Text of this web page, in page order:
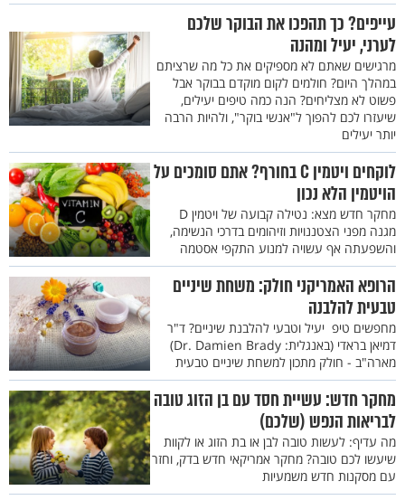
עייפים? כך תהפכו את הבוקר שלכם
לערני, יעיל ומהנה
מרגישים שאתם לא מספיקים את כל מה שרציתם
במהלך היום? חולמים לקום מוקדם בבוקר אבל
פשוט לא מצליחים? הנה כמה טיפים יעילים,
שיעזרו לכם להפוך ל"אנשי בוקר", ולהיות הרבה
יותר יעילים
לוקחים ויטמין C בחורף? אתם סומכים על
הויטמין הלא נכון
מחקר חדש מצא: נטילה קבועה של ויטמין D
מגנה מפני הצטננויות וזיהומים בדרכי הנשימה,
והשפעתה אף עשויה למנוע התקפי אסטמה
הרופא האמריקני חולק: משחת שיניים
טבעית להלבנה
מחפשים טיפ יעיל וטבעי להלבנת שיניים? ד"ר
דמיאן בראדי (באנגלית: Dr. Damien Brady)
מארה"ב - חולק מתכון למשחת שיניים טבעית
מחקר חדש: עשיית חסד עם בן הזוג טובה
לבריאות הנפש (שלכם)
מה עדיף: לעשות טובה לבן או בת הזוג או לקוות
שיעשו לכם טובה? מחקר אמריקאי חדש בדק, וחזר
עם מסקנות חדש משמעיות